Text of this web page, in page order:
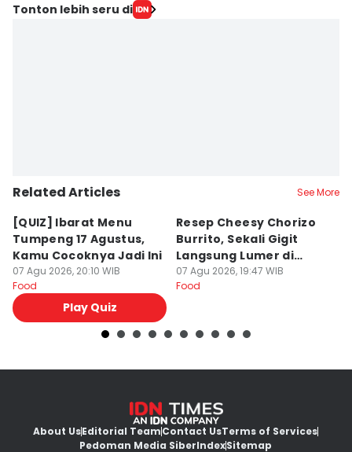
Tonton lebih seru di
Related Articles See More
[QUIZ] Ibarat Menu
Tumpeng 17 Agustus,
Kamu Cocoknya Jadi Ini
07 Agu 2026, 20:10 WIB
Food
Play Quiz
Resep Cheesy Chorizo
Burrito, Sekali Gigit
Langsung Lumer di
Mulut
07 Agu 2026, 19:47 WIB
Food
About UsEditorial TeamContact UsTerms of Services
Pedoman Media SiberIndexSitemap